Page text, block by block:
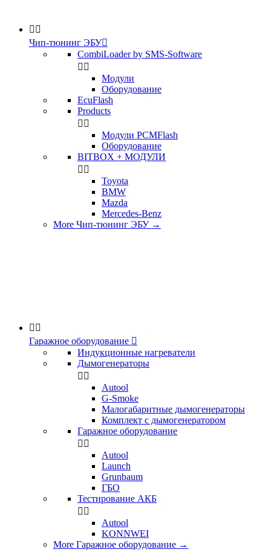
 
Чип-тюнинг ЭБУ
CombiLoader by SMS-Software
 
Модули
Оборудование
EcuFlash
Products
 
Модули PCMFlash
Оборудование
BITBOX + МОДУЛИ
 
Toyota
BMW
Mazda
Mercedes-Benz
More Чип-тюнинг ЭБУ →
 
Гаражное оборудование 
Индукционные нагреватели
Дымогенераторы
 
Аutool
G-Smoke
Малогабаритные дымогенераторы
Комплект с дымогенератором
Гаражное оборудование
 
Autool
Launch
Grunbaum
ГБО
Тестирование АКБ
 
Autool
KONNWEI
More Гаражное оборудование →